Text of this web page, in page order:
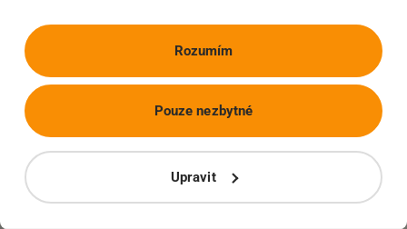
Rozumím
Upravit
Pouze nezbytné